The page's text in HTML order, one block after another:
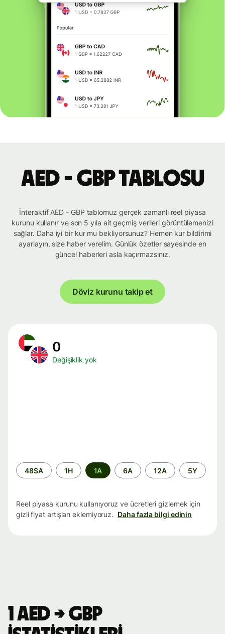
AED - GBP tablosu
İnteraktif AED - GBP tablomuz gerçek zamanlı reel piyasa
kurunu kullanır ve son 5 yıla ait geçmiş verileri görüntülemenizi
sağlar. Daha iyi bir kur mu bekliyorsunuz? Hemen kur bildirimi
ayarlayın, size haber verelim. Günlük özetler sayesinde en
güncel haberleri asla kaçırmazsınız.
Döviz kurunu takip et
0
Değişiklik yok
Zaman
aralığı
48SA 1H 1A 6A 12A 5Y
Reel piyasa kurunu kullanıyoruz ve ücretleri gizlemek için
gizli fiyat artışları eklemiyoruz. Daha fazla bilgi edinin
1 AED → GBP